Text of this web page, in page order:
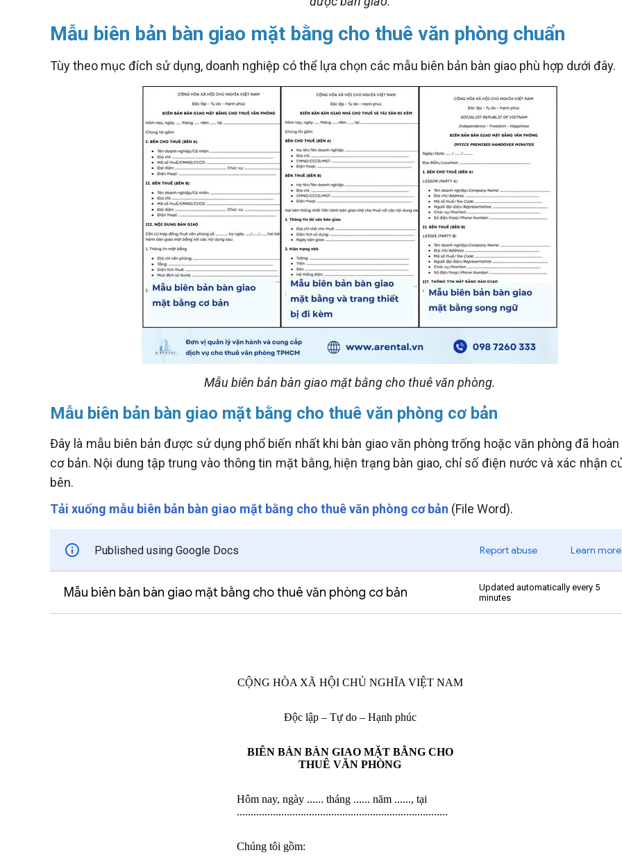
Mẫu biên bản bàn giao mặt bằng cho thuê văn phòng chuẩn
Tùy theo mục đích sử dụng, doanh nghiệp có thể lựa chọn các mẫu biên bản bàn giao phù hợp dưới đây.
Mẫu biên bản bàn giao mặt bằng cho thuê văn phòng.
Mẫu biên bản bàn giao mặt bằng cho thuê văn phòng cơ bản
Đây là mẫu biên bản được sử dụng phổ biến nhất khi bàn giao văn phòng trống hoặc văn phòng đã
cơ bản. Nội dung tập trung vào thông tin mặt bằng, hiện trạng bàn giao, chỉ số điện nước và xác nhận
bên.
Tải xuống mẫu biên bản bàn giao mặt bằng cho thuê văn phòng cơ bản (File Word).